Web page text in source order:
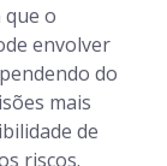
o
envolver
do
mais
de
riscos.